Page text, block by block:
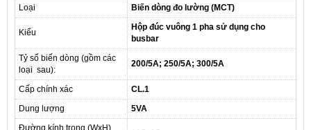
Loại Biến dòng đo lường (MCT)
Kiểu
Hộp đúc vuông 1 pha sử dụng cho
busbar
Tỷ số biến dòng (gồm các
loại sau):
200/5A; 250/5A; 300/5A
Cấp chính xác
CL.1
Dung lượng
5VA